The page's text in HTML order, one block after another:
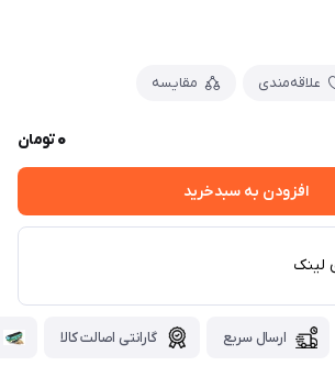
علاقه‌مندی مقایسه
0تومان
افزودن به سبدخرید
لینک
ارسال سریع گارانتی اصالت کالا